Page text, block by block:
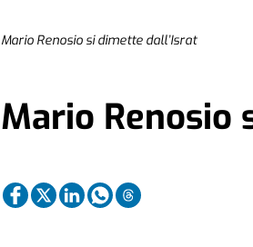
Mario Renosio si dimette dall’Israt
Mario Renosio